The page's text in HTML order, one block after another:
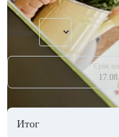
Тираж
Срок
Итог